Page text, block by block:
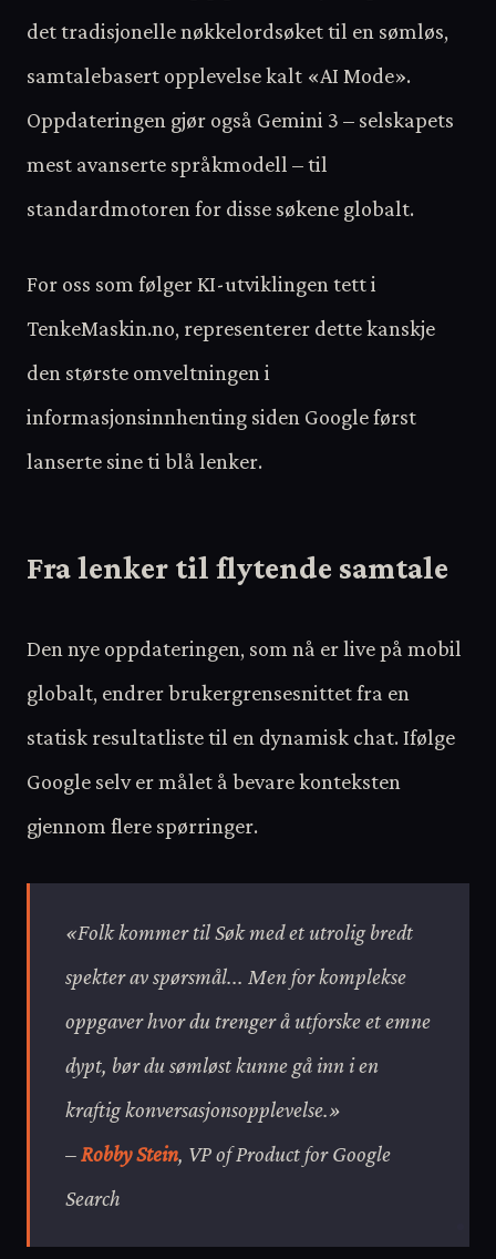
det tradisjonelle nøkkelordsøket til en sømløs,
samtalebasert opplevelse kalt «AI Mode».
Oppdateringen gjør også Gemini 3 – selskapets
mest avanserte språkmodell – til
standardmotoren for disse søkene globalt.
For oss som følger KI-utviklingen tett i
TenkeMaskin.no, representerer dette kanskje
den største omveltningen i
informasjonsinnhenting siden Google først
lanserte sine ti blå lenker.
Fra lenker til flytende samtale
Den nye oppdateringen, som nå er live på mobil
globalt, endrer brukergrensesnittet fra en
statisk resultatliste til en dynamisk chat. Ifølge
Google selv er målet å bevare konteksten
gjennom flere spørringer.
«Folk kommer til Søk med et utrolig bredt
spekter av spørsmål... Men for komplekse
oppgaver hvor du trenger å utforske et emne
dypt, bør du sømløst kunne gå inn i en
kraftig konversasjonsopplevelse.»
–Robby Stein, VP of Product for Google
Search